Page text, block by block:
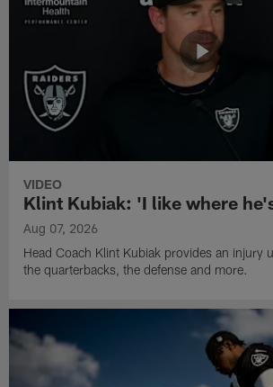
VIDEO
Klint Kubiak: 'I like where
Aug 07, 2026
Head Coach Klint Kubiak provides an injury
the quarterbacks, the defense and more.